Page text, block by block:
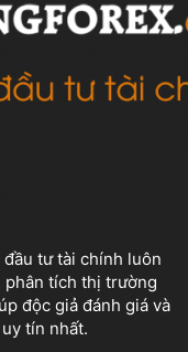
tư tài chính luôn
phân tích thị trường
độc giả đánh giá và
tín nhất.